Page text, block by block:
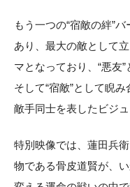
もう一つの“宿敵の絆”
あり、最大の敵として
マとなっており、“悪友
そして“宿敵”として睨
敵手同士を表したビジ
特別映像では、蓮田兵
物である骨皮道賢が、